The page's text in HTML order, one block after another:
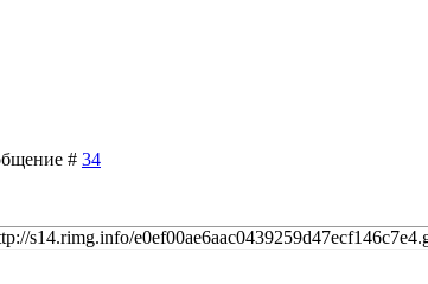
# 34
s14.rimg.info/